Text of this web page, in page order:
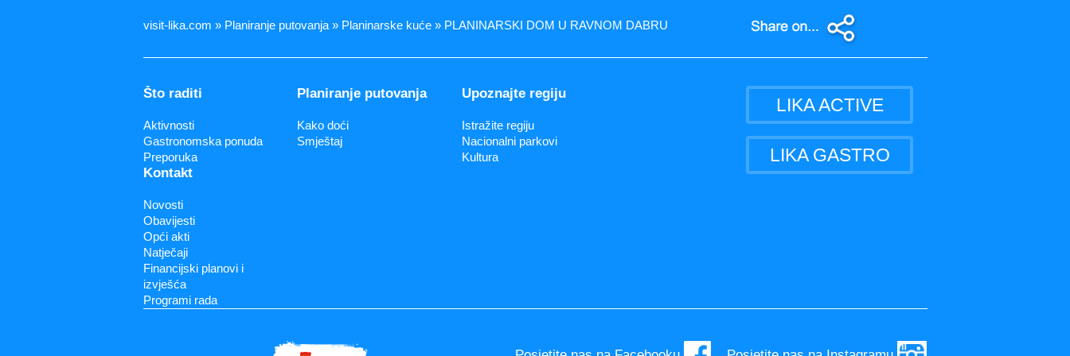
visit-lika.com » Planiranje putovanja » Planinarske kuće » PLANINARSKI DOM U RAVNOM DABRU
Što raditi
Aktivnosti
Gastronomska ponuda
Preporuka
Planiranje putovanja
Kako doći
Smještaj
Upoznajte regiju
Istražite regiju
Nacionalni parkovi
Kultura
Kontakt
Novosti
Obavijesti
Opći akti
Natječaji
Financijski planovi i
izvješća
Programi rada
LIKA ACTIVE
LIKA GASTRO